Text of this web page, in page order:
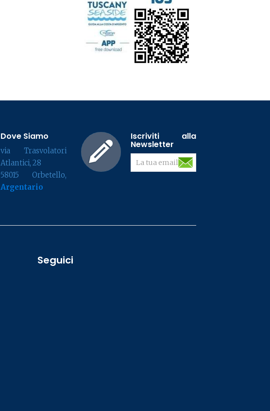
Dove Siamo
via Trasvolatori
Atlantici, 28
58015 Orbetello,
Argentario
Iscriviti alla
Newsletter
Seguici